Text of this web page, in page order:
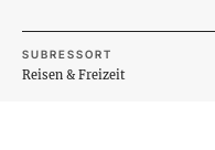
SUBRESSORT
Reisen & Freizeit